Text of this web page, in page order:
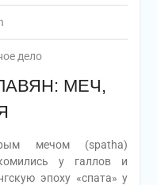
дело
МЕЧ,
мечом (spatha)
у галлов и
эпоху «спата» у